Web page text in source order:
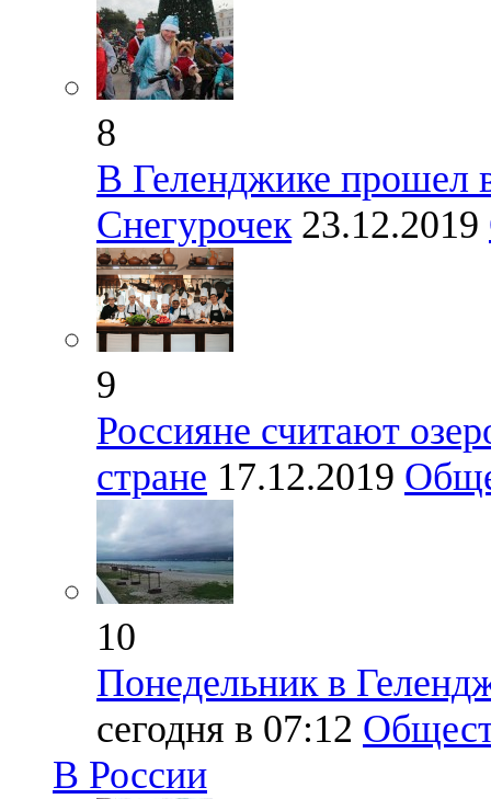
8
В Геленджике прошел
Снегурочек 23.12.2019
9
Россияне считают
стране 17.12.2019
10
Понедельник в
сегодня в 07:12
В России